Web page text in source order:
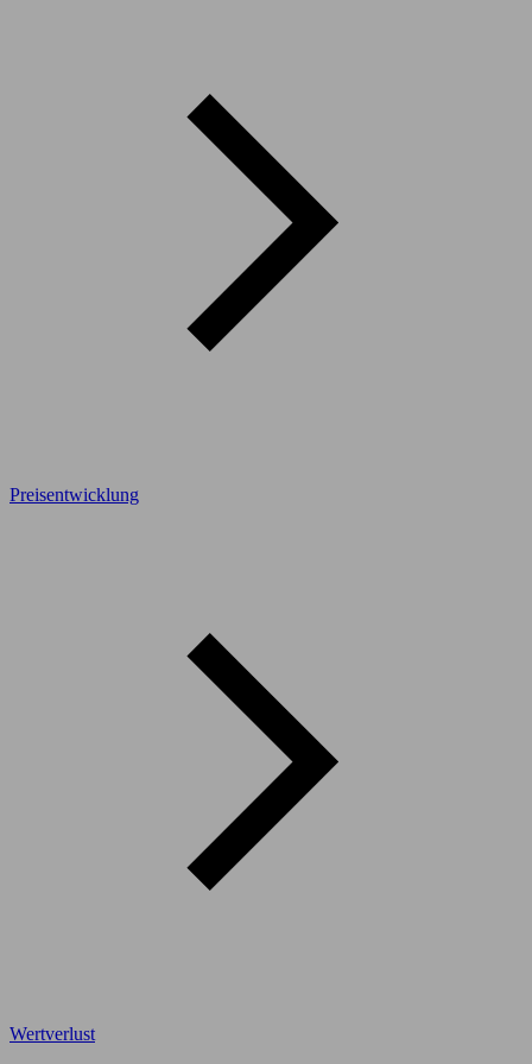
Preisentwicklung
Wertverlust